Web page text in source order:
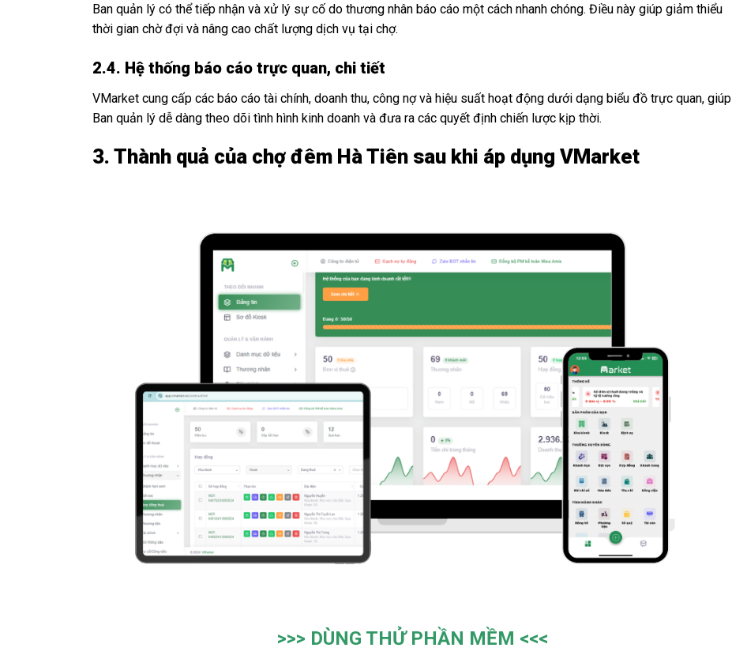
Ban quản lý có thể tiếp nhận và xử lý sự cố do thương nhân báo cáo một cách nhanh chóng. Điều này giúp giảm thiểu
thời gian chờ đợi và nâng cao chất lượng dịch vụ tại chợ.
2.4. Hệ thống báo cáo trực quan, chi tiết
VMarket cung cấp các báo cáo tài chính, doanh thu, công nợ và hiệu suất hoạt động dưới dạng biểu đồ trực quan, giúp
Ban quản lý dễ dàng theo dõi tình hình kinh doanh và đưa ra các quyết định chiến lược kịp thời.
3. Thành quả của chợ đêm Hà Tiên sau khi áp dụng VMarket
>>> DÙNG THỬ PHẦN MỀM <<<